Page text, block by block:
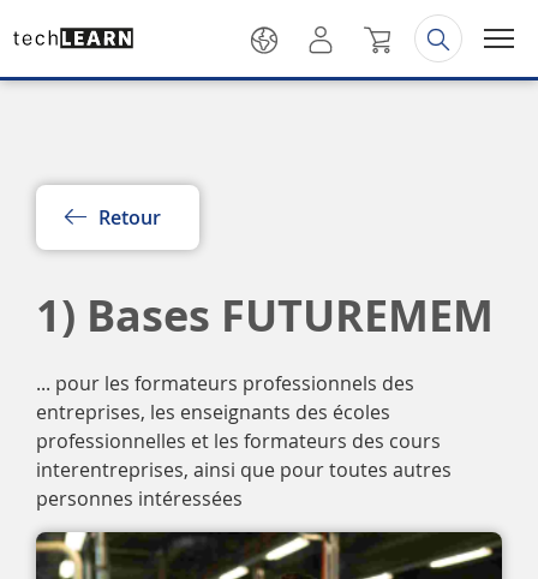
Retour
1) Bases FUTUREMEM
... pour les formateurs professionnels des
entreprises, les enseignants des écoles
professionnelles et les formateurs des cours
interentreprises, ainsi que pour toutes autres
personnes intéressées